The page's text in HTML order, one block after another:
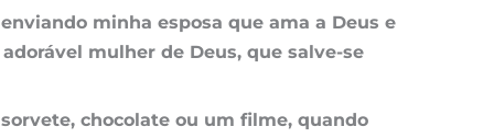
minha esposa que ama a Deus e
mulher de Deus, que salve-se
chocolate ou um filme, quando